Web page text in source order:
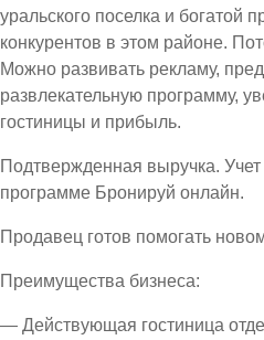
уральского поселка и богатой
конкурентов в этом районе.
Можно развивать рекламу,
развлекательную программу,
гостиницы и прибыль.
Подтвержденная выручка.
программе Бронируй онлайн.
Продавец готов помогать
Преимущества бизнеса:
— Действующая гостиница